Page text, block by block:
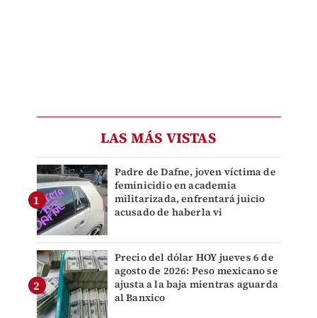
LAS MÁS VISTAS
Padre de Dafne, joven víctima de
feminicidio en academia
militarizada, enfrentará juicio
acusado de haberla vi
Precio del dólar HOY jueves 6 de
agosto de 2026: Peso mexicano se
ajusta a la baja mientras aguarda
al Banxico